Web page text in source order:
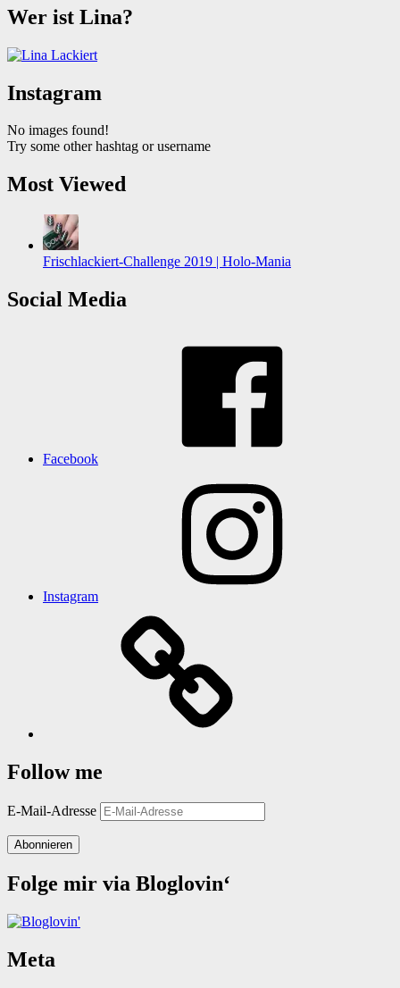
Wer ist Lina?
Instagram
No images found!
Try some other hashtag or username
Most Viewed
Frischlackiert-Challenge 2019 | Holo-Mania
Social Media
Facebook
Instagram
Follow me
E-Mail-Adresse
Abonnieren
Folge mir via Bloglovin‘
Meta